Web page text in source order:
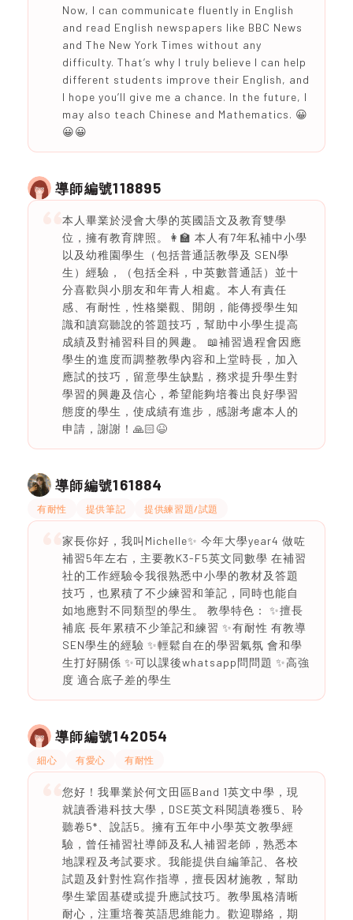
Now, I can communicate fluently in English
and read English newspapers like BBC News
and The New York Times without any
difficulty. That’s why I truly believe I can help
different students improve their English, and
I hope you’ll give me a chance. In the future, I
may also teach Chinese and Mathematics. 😀
😀😀
導師編號118895
本人畢業於浸會大學的英國語文及教育雙學
位，擁有教育牌照。👩‍🏫 本人有7年私補中小學
以及幼稚園學生（包括普通話教學及 SEN學
生）經驗，（包括全科，中英數普通話）並十
分喜歡與小朋友和年青人相處。本人有責任
感、有耐性，性格樂觀、開朗，能傳授學生知
識和讀寫聽說的答題技巧，幫助中小學生提高
成績及對補習科目的興趣。 📖補習過程會因應
學生的進度而調整教學內容和上堂時長，加入
應試的技巧，留意學生缺點，務求提升學生對
學習的興趣及信心，希望能夠培養出良好學習
態度的學生，使成績有進步，感謝考慮本人的
申請，謝謝！🙏🏻😆
導師編號161884
有耐性 提供筆記 提供練習題/試題
家長你好，我叫Michelle✨ 今年大學year4 做咗
補習5年左右，主要教K3-F5英文同數學 在補習
社的工作經驗令我很熟悉中小學的教材及答題
技巧，也累積了不少練習和筆記，同時也能自
如地應對不同類型的學生。 教學特色： ✨擅長
補底 長年累積不少筆記和練習 ✨有耐性 有教導
SEN學生的經驗 ✨輕鬆自在的學習氣氛 會和學
生打好關係 ✨可以課後whatsapp問問題 ✨高強
度 適合底子差的學生
導師編號142054
細心 有愛心 有耐性
您好！我畢業於何文田區Band 1英文中學，現
就讀香港科技大學，DSE英文科閱讀卷獲5、聆
聽卷5*、說話5。擁有五年中小學英文教學經
驗，曾任補習社導師及私人補習老師，熟悉本
地課程及考試要求。我能提供自編筆記、各校
試題及針對性寫作指導，擅長因材施教，幫助
學生鞏固基礎或提升應試技巧。教學風格清晰
耐心，注重培養英語思維能力。歡迎聯絡，期